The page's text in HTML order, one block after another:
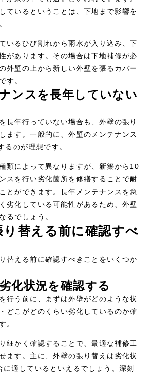
ているということは、下地まで影響を
いるひび割れから雨水が入り込み、下
があります。その場合は下地補修が必
外壁の上から新しい外壁を張るカバー
す。
ンスを長年していない
長年行っていない場合も、外壁の張り
ます。一般的に、外壁のメンテナンス
るのが理想です。
類によって異なりますが、新築から10
スを行い劣化箇所を修繕することで耐
とができます。長年メンテナンスを怠
劣化している可能性があるため、外壁
るでしょう。
替える前に確認すべ
替える前に確認すべきことをいくつか
化状況を確認する
行う前に、まずは外壁がどのような状
どこがどのくらい劣化しているのか確
。
細かく確認することで、最適な補修工
ます。主に、外壁の張り替えは劣化状
適しているといえるでしょう。深刻